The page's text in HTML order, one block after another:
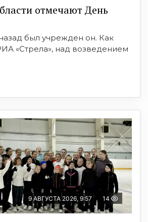
отмечают День
был учрежден он. Как
«Стрела», над возведением
9 АВГУСТА 2026, 9:57 14